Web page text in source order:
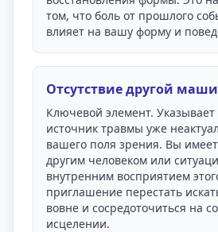
том, что боль от прошлого
влияет на вашу форму и
Отсутствие другой
Ключевой элемент. Указывает
источник травмы уже
вашего поля зрения. Вы
другим человеком или
внутренним восприятием
приглашение перестать
вовне и сосредоточиться на
исцелении.